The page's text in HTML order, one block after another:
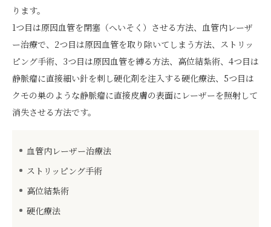
ります。
1つ目は原因血管を閉塞（へいそく）させる方法、血管内レーザ
ー治療で、2つ目は原因血管を取り除いてしまう方法、ストリッ
ピング手術、3つ目は原因血管を縛る方法、高位結紮術、4つ目は
静脈瘤に直接細い針を刺し硬化剤を注入する硬化療法、5つ目は
クモの巣のような静脈瘤に直接皮膚の表面にレーザーを照射して
消失させる方法です。
血管内レーザー治療法
ストリッピング手術
高位結紮術
硬化療法